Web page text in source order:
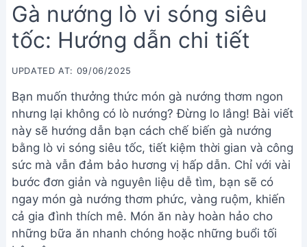
Gà nướng lò vi sóng siêu
tốc: Hướng dẫn chi tiết
UPDATED AT: 09/06/2025
Bạn muốn thưởng thức món gà nướng thơm ngon
nhưng lại không có lò nướng? Đừng lo lắng! Bài viết
này sẽ hướng dẫn bạn cách chế biến gà nướng
bằng lò vi sóng siêu tốc, tiết kiệm thời gian và công
sức mà vẫn đảm bảo hương vị hấp dẫn. Chỉ với vài
bước đơn giản và nguyên liệu dễ tìm, bạn sẽ có
ngay món gà nướng thơm phức, vàng ruộm, khiến
cả gia đình thích mê. Món ăn này hoàn hảo cho
những bữa ăn nhanh chóng hoặc những buổi tối